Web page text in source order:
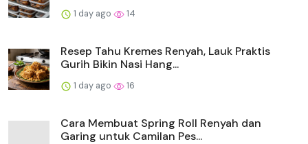
1 day ago 14
Resep Tahu Kremes Renyah, Lauk Praktis
Gurih Bikin Nasi Hang...
1 day ago 16
Cara Membuat Spring Roll Renyah dan
Garing untuk Camilan Pes...